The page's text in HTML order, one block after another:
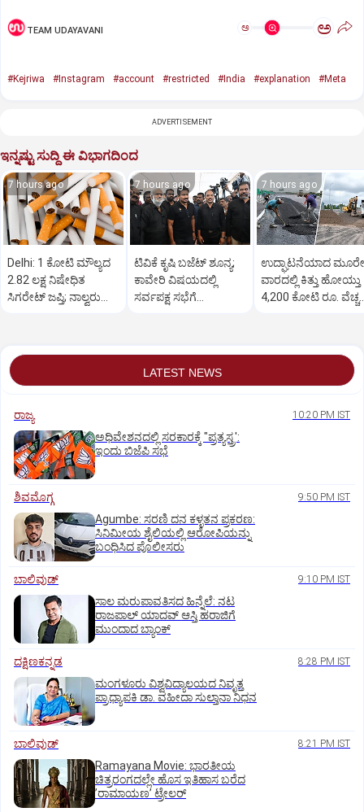
TEAM UDAYAVANI ಅ ಅ
#Kejriwa #Instagram #account #restricted #India #explanation #Meta
ADVERTISEMENT
ಇನ್ನಷ್ಟು ಸುದ್ದಿ ಈ ವಿಭಾಗದಿಂದ
7 hours ago
Delhi: 1 ಕೋಟಿ ಮೌಲ್ಯದ
2.82 ಲಕ್ಷ ನಿಷೇಧಿತ
ಸಿಗರೇಟ್ ಜಪ್ತಿ; ನಾಲ್ವರು
7 hours ago
ಟಿವಿಕೆ ಕೃಷಿ ಬಜೆಟ್ ಶೂನ್ಯ;
ಕಾವೇರಿ ವಿಷಯದಲ್ಲಿ
ಸರ್ವಪಕ್ಷ ಸಭೆಗೆ
7 hours ago
ಉದ್ಘಾಟನೆಯಾದ ಮೂರೇ
ವಾರದಲ್ಲಿ ಕಿತ್ತು ಹೋಯ್ತು
4,200 ಕೋಟಿ ರೂ.
LATEST NEWS
ರಾಜ್ಯ 10:20 PM IST
ಅಧಿವೇಶನದಲ್ಲಿ ಸರಕಾರಕ್ಕೆ "ಪ್ರತ್ಯಸ್ತ್ರ':
ಇಂದು ಬಿಜೆಪಿ ಸಭೆ
ಶಿವಮೊಗ್ಗ 9:50 PM IST
Agumbe: ಸರಣಿ ದನ ಕಳ್ಳತನ ಪ್ರಕರಣ:
ಸಿನಿಮೀಯ ಶೈಲಿಯಲ್ಲಿ ಆರೋಪಿಯನ್ನು
ಬಂಧಿಸಿದ ಪೊಲೀಸರು
ಬಾಲಿವುಡ್‌ 9:10 PM IST
ಸಾಲ ಮರುಪಾವತಿಸದ ಹಿನ್ನೆಲೆ: ನಟ
ರಾಜಪಾಲ್ ಯಾದವ್‌ ಆಸ್ತಿ ಹರಾಜಿಗೆ
ಮುಂದಾದ ಬ್ಯಾಂಕ್
ದಕ್ಷಿಣಕನ್ನಡ 8:28 PM IST
ಮಂಗಳೂರು ವಿಶ್ವವಿದ್ಯಾಲಯದ ನಿವೃತ್ತ
ಪ್ರಾಧ್ಯಾಪಕಿ ಡಾ. ವಹೀದಾ ಸುಲ್ತಾನಾ ನಿಧನ
ಬಾಲಿವುಡ್‌ 8:21 PM IST
Ramayana Movie: ಭಾರತೀಯ
ಚಿತ್ರರಂಗದಲ್ಲೇ ಹೊಸ ಇತಿಹಾಸ ಬರೆದ
ʼರಾಮಾಯಣʼ ಟ್ರೇಲರ್